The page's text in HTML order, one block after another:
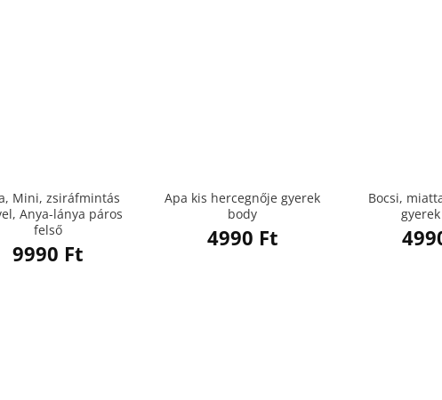
Mini, zsiráfmintás
Anya-lánya páros
felső
9990 Ft
Apa kis hercegnője gyerek
body
4990 Ft
Bocsi,